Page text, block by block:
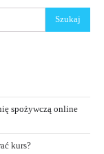
spożywczą online
kurs?